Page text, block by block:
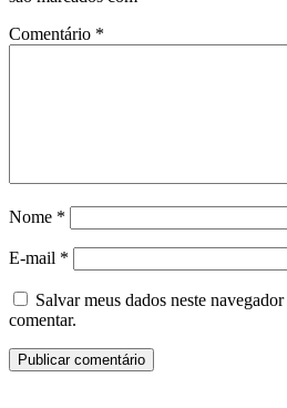
Comentário *
Nome *
E-mail *
Salvar meus dados neste
comentar.